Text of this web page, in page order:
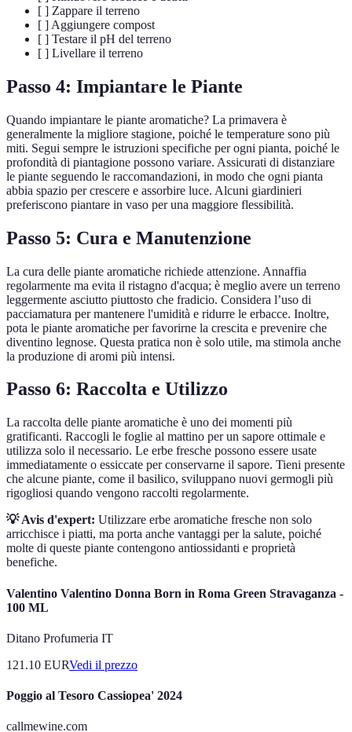
[ ] Zappare il terreno
[ ] Aggiungere compost
[ ] Testare il pH del terreno
[ ] Livellare il terreno
Passo 4: Impiantare le Piante
Quando impiantare le piante aromatiche? La primavera è
generalmente la migliore stagione, poiché le temperature sono più
miti. Segui sempre le istruzioni specifiche per ogni pianta, poiché le
profondità di piantagione possono variare. Assicurati di distanziare
le piante seguendo le raccomandazioni, in modo che ogni pianta
abbia spazio per crescere e assorbire luce. Alcuni giardinieri
preferiscono piantare in vaso per una maggiore flessibilità.
Passo 5: Cura e Manutenzione
La cura delle piante aromatiche richiede attenzione. Annaffia
regolarmente ma evita il ristagno d'acqua; è meglio avere un terreno
leggermente asciutto piuttosto che fradicio. Considera l’uso di
pacciamatura per mantenere l'umidità e ridurre le erbacce. Inoltre,
pota le piante aromatiche per favorirne la crescita e prevenire che
diventino legnose. Questa pratica non è solo utile, ma stimola anche
la produzione di aromi più intensi.
Passo 6: Raccolta e Utilizzo
La raccolta delle piante aromatiche è uno dei momenti più
gratificanti. Raccogli le foglie al mattino per un sapore ottimale e
utilizza solo il necessario. Le erbe fresche possono essere usate
immediatamente o essiccate per conservarne il sapore. Tieni presente
che alcune piante, come il basilico, sviluppano nuovi germogli più
rigogliosi quando vengono raccolti regolarmente.
💡 Avis d'expert: Utilizzare erbe aromatiche fresche non solo
arricchisce i piatti, ma porta anche vantaggi per la salute, poiché
molte di queste piante contengono antiossidanti e proprietà
benefiche.
Valentino Valentino Donna Born in Roma Green Stravaganza -
100 ML
Ditano Profumeria IT
121.10 EURVedi il prezzo
Poggio al Tesoro Cassiopea' 2024
callmewine.com